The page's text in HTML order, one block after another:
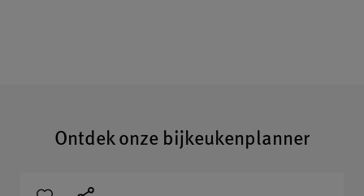
Ontdek onze bijkeukenplanner